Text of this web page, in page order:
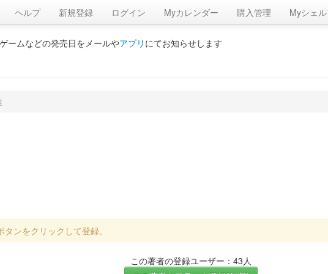
ヘルプ 新規登録 ログイン Myカレンダー 購入管理 Myシェル
ームなどの発売日をメールやアプリ にてお知らせします
ンをクリックして登録。
この著者の登録ユーザー：43人